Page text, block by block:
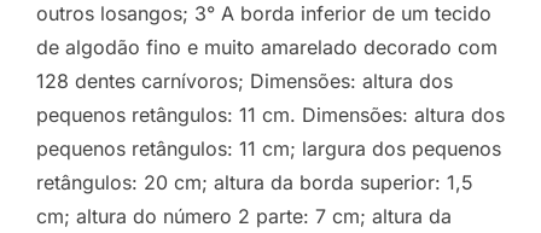
outros losangos; 3° A borda inferior de um tecido
de algodão fino e muito amarelado decorado com
128 dentes carnívoros; Dimensões: altura dos
pequenos retângulos: 11 cm. Dimensões: altura dos
pequenos retângulos: 11 cm; largura dos pequenos
retângulos: 20 cm; altura da borda superior: 1,5
cm; altura do número 2 parte: 7 cm; altura da